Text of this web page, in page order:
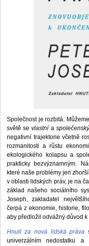
Společnost je rozbitá.
světě sevlastní a společenský
negativní trajektorie včetně
rozmanitosti a růstu
ekologického kolapsu a
prakticky bezvýznamným.
které naše problémy jen
v oblasti lidských práv, je na
základ našeho sociálního
Joseph, zakladatel
čerpá z ekonomie, historie,
aby předložil odvážný důvod
Hnutí za nová lidská práva
univerzálním nedostatku a